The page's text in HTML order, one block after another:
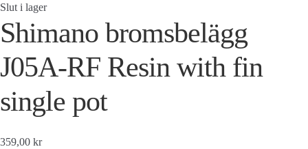
Slut i lager
Shimano bromsbelägg
J05A-RF Resin with fin
single pot
359,00 kr